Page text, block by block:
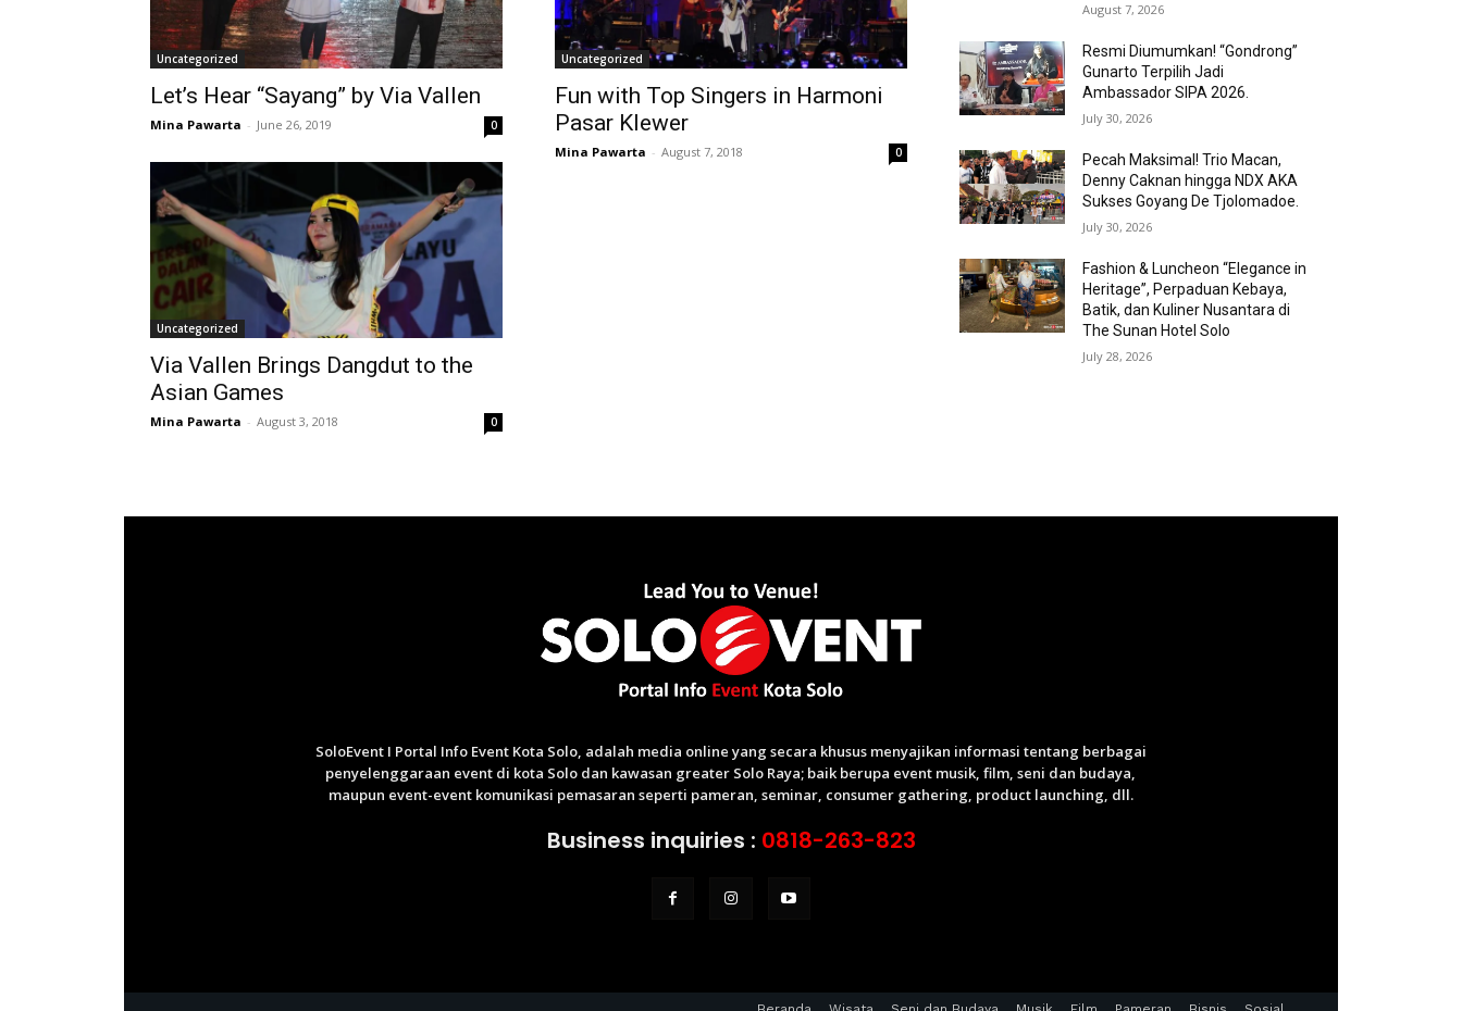
Uncategorized
Let’s Hear “Sayang” by Via Vallen
Mina Pawarta - June 26, 2019 0
Uncategorized
Fun with Top Singers in Harmoni
Pasar Klewer
Mina Pawarta - August 7, 2018 0
Uncategorized
Via Vallen Brings Dangdut to the
Asian Games
Mina Pawarta - August 3, 2018 0
August 7, 2026
Resmi Diumumkan! “Gondrong”
Gunarto Terpilih Jadi
Ambassador SIPA 2026.
July 30, 2026
Pecah Maksimal! Trio Macan,
Denny Caknan hingga NDX AKA
Sukses Goyang De Tjolomadoe.
July 30, 2026
Fashion & Luncheon “Elegance in
Heritage”, Perpaduan Kebaya,
Batik, dan Kuliner Nusantara di
The Sunan Hotel Solo
July 28, 2026
SoloEvent I Portal Info Event Kota Solo, adalah media online yang secara khusus menyajikan informasi tentang berbagai
penyelenggaraan event di kota Solo dan kawasan greater Solo Raya; baik berupa event musik, film, seni dan budaya,
maupun event-event komunikasi pemasaran seperti pameran, seminar, consumer gathering, product launching, dll.
Business inquiries : 0818-263-823